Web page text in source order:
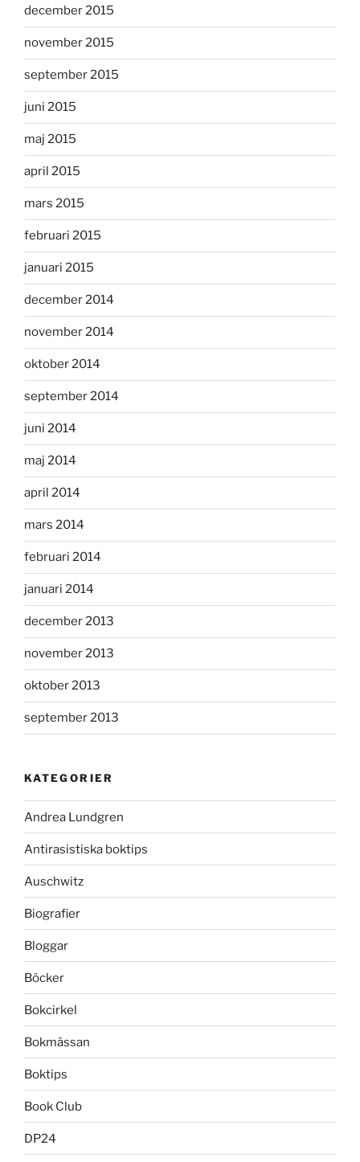
december 2015
november 2015
september 2015
juni 2015
maj 2015
april 2015
mars 2015
februari 2015
januari 2015
december 2014
november 2014
oktober 2014
september 2014
juni 2014
maj 2014
april 2014
mars 2014
februari 2014
januari 2014
december 2013
november 2013
oktober 2013
september 2013
KATEGORIER
Andrea Lundgren
Antirasistiska boktips
Auschwitz
Biografier
Bloggar
Böcker
Bokcirkel
Bokmässan
Boktips
Book Club
DP24